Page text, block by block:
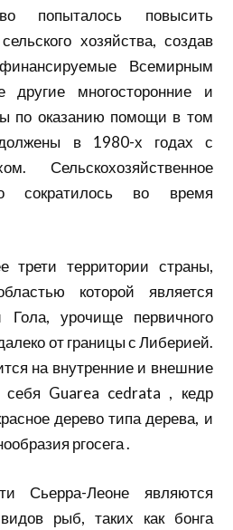
попыталось повысить
хозяйства, создав
Всемирным
другие многосторонние и
по оказанию помощи в том
в 1980-х годах с
Сельскохозяйственное
сократилось во время
трети территории страны,
которой является
Гола, урочище первичного
от границы с Либерией.
на внутренние и внешние
Guarea cedrata , кедр
дерево типа дерева, и
ргосега .
Сьерра-Леоне являются
рыб, таких как бонга